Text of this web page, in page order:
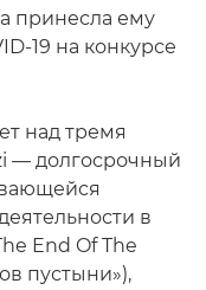
принесла ему
19 на конкурсе
над тремя
— долгосрочный
в
End Of The
пустыни»),